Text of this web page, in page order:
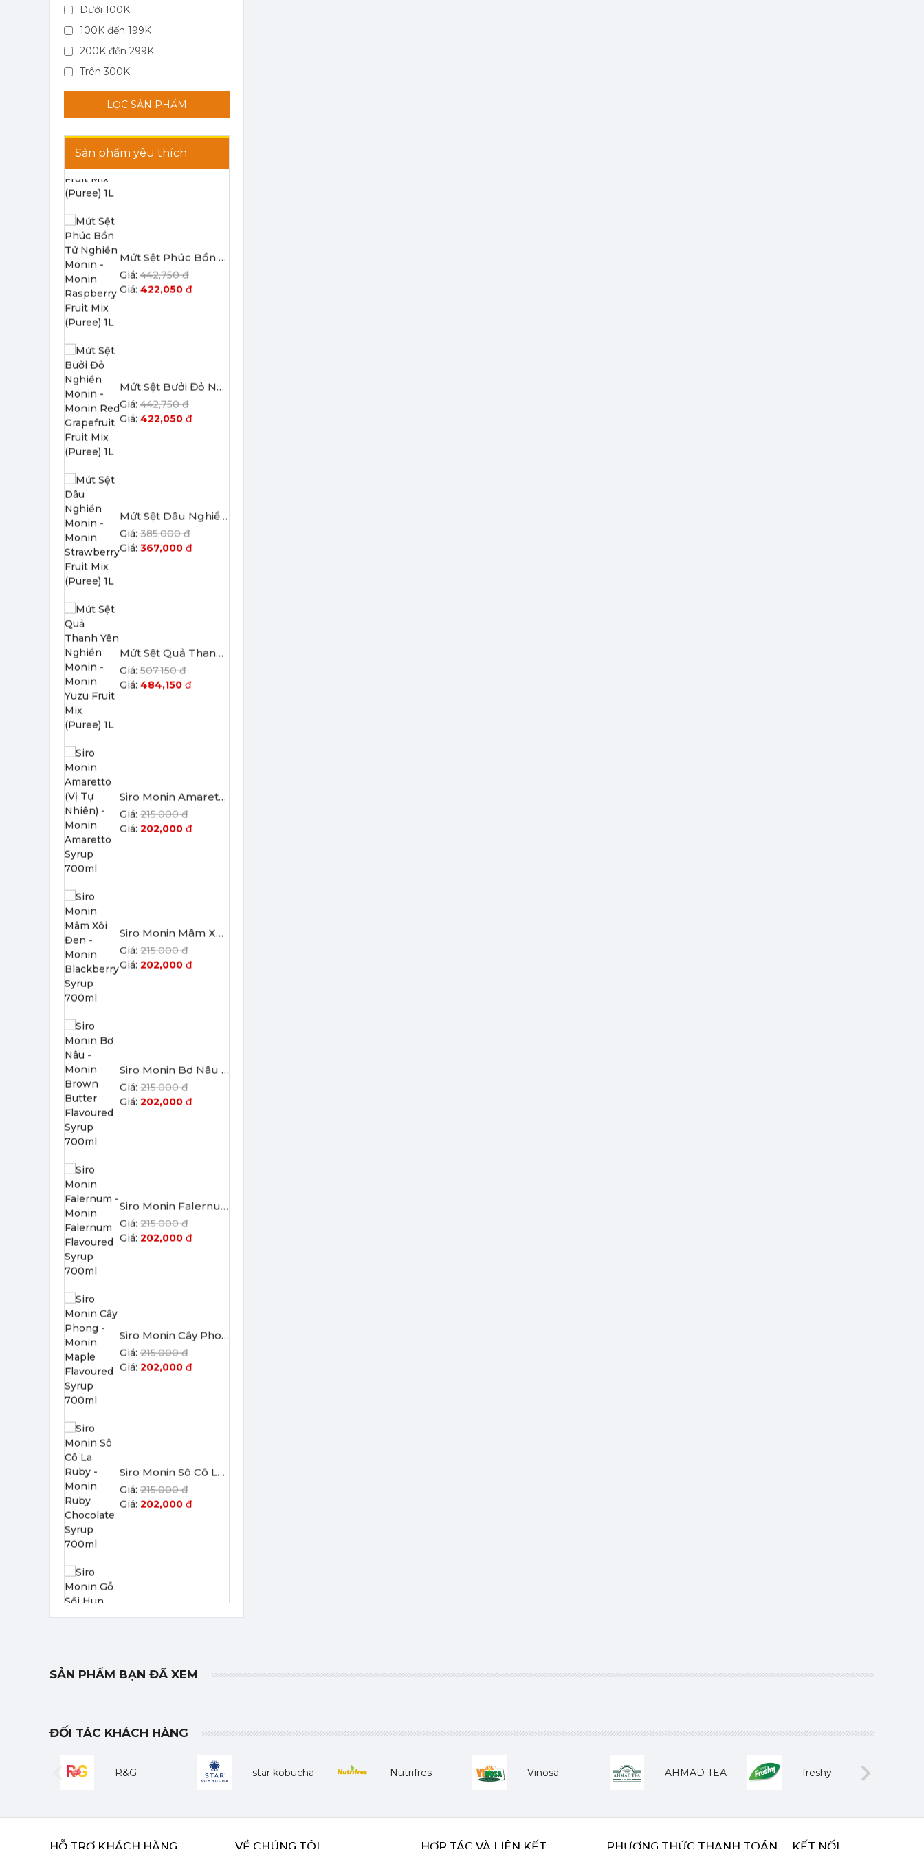
Dưới 100K
100K đến 199K
200K đến 299K
Trên 300K
LỌC SẢN PHẨM
Sản phẩm yêu thích
351,000đ
Siro Monin Quýt - Monin Tangerine Syrup 700ml
Siro Monin Brownie Hạt Óc Chó (Vị Tự Nhiên) - Monin Walnut Brownie Syrup 700ml
SẢN PHẨM BẠN ĐÃ XEM
ĐỐI TÁC KHÁCH HÀNG
R&G star kobucha Nutrifres Vinosa AHMAD TEA freshy